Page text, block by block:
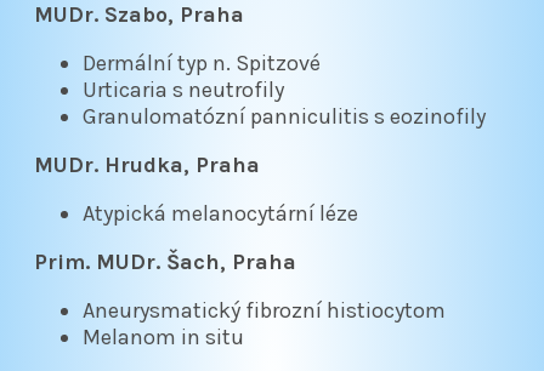
MUDr. Szabo, Praha
Dermální typ n. Spitzové
Urticaria s neutrofily
Granulomatózní panniculitis s eozinofily
MUDr. Hrudka, Praha
Atypická melanocytární léze
Prim. MUDr. Šach, Praha
Aneurysmatický fibrozní histiocytom
Melanom in situ